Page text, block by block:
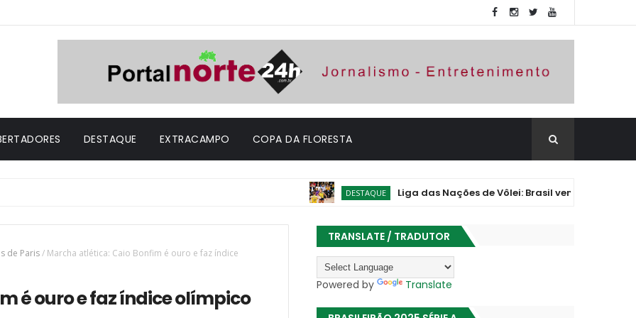
DESTAQUE EXTRACAMPO COPA DA FLORESTA
DESTAQUE Liga das Nações de Vôlei: Brasil vence Polônia e assume
de Paris/ Marcha atlética: Caio Bonfim é ouro e faz índice
é ouro e faz índice olímpico
TRANSLATE / TRADUTOR
Powered by Translate